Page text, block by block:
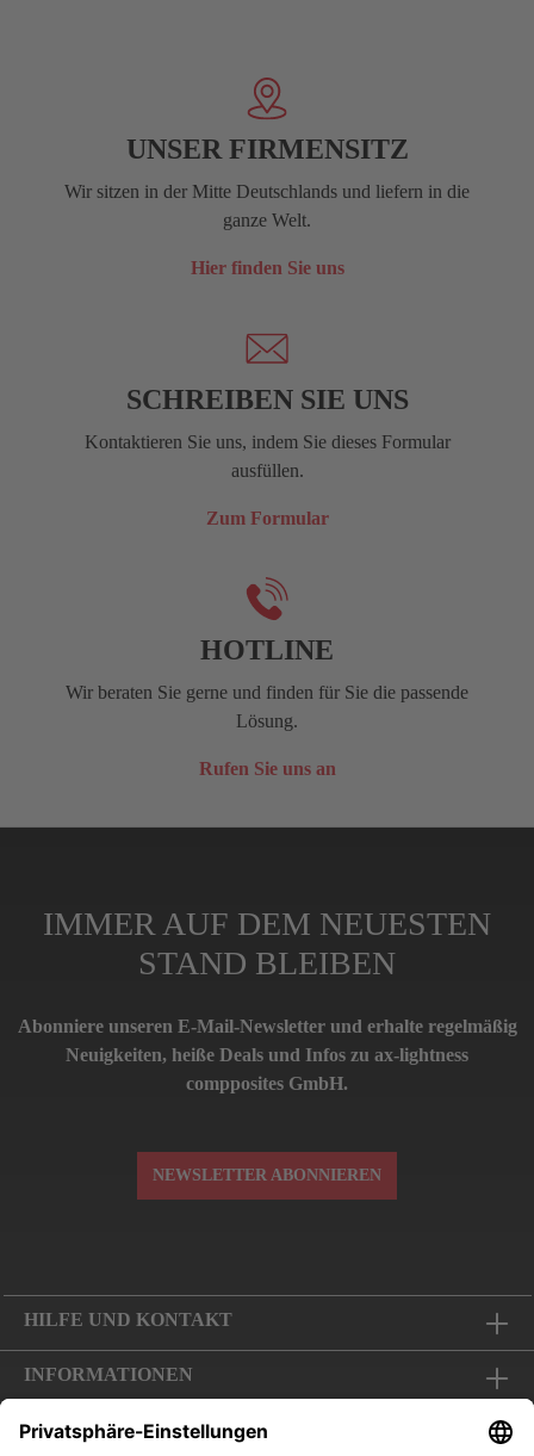
UNSER FIRMENSITZ
Wir sitzen in der Mitte Deutschlands und liefern in die
ganze Welt.
Hier finden Sie uns
SCHREIBEN SIE UNS
Kontaktieren Sie uns, indem Sie dieses Formular
ausfüllen.
Zum Formular
HOTLINE
Wir beraten Sie gerne und finden für Sie die passende
Lösung.
Rufen Sie uns an
IMMER AUF DEM NEUESTEN
STAND BLEIBEN
Abonniere unseren E-Mail-Newsletter und erhalte regelmäßig
Neuigkeiten, heiße Deals und Infos zu ax-lightness
compposites GmbH.
NEWSLETTER ABONNIEREN
HILFE UND KONTAKT
INFORMATIONEN
FOLGE UNS